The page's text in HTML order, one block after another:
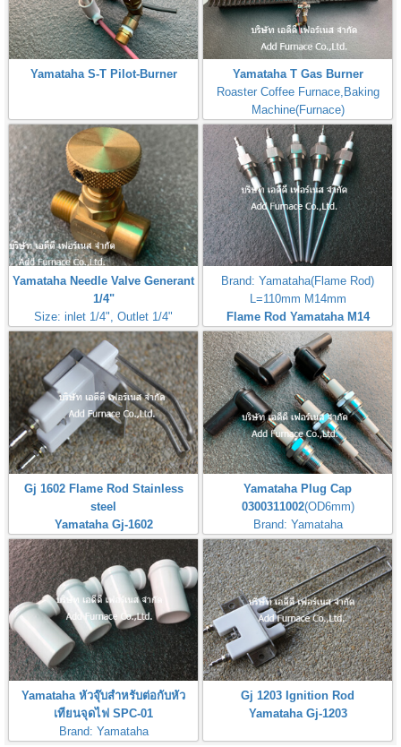
Yamataha S-T Pilot-Burner
Yamataha T Gas Burner
Roaster Coffee Furnace,Baking
Machine(Furnace)
Yamataha Needle Valve Generant
1/4"
Size: inlet 1/4", Outlet 1/4"
Max Inlet
Pressure:50PSI(3,5Bar,350kPa)
Brand: Yamataha(Flame Rod)
L=110mm M14mm
Flame Rod Yamataha M14
L110mm
Gj 1602 Flame Rod Stainless
steel
Yamataha Gj-1602
Yamataha Plug Cap
0300311002(OD6mm)
Brand: Yamataha
หัวจุ๊บสำหรับต่อกับหัวเทียนจุดไฟ
Yamataha หัวจุ๊บสำหรับต่อกับหัว
เทียนจุดไฟ SPC-01
Brand: Yamataha
Gj 1203 Ignition Rod
Yamataha Gj-1203